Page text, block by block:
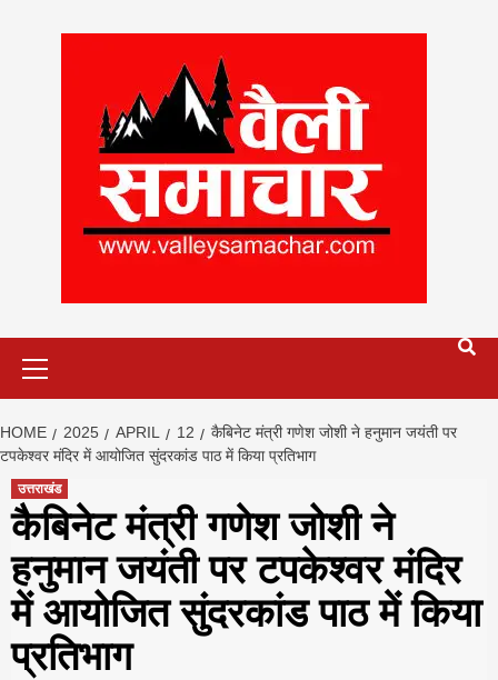
HOME 2025 APRIL 12
कैबिनेट मंत्री गणेश जोशी ने हनुमान जयंती पर
टपकेश्वर मंदिर में आयोजित सुंदरकांड पाठ में किया प्रतिभाग
उत्तराखंड
कैबिनेट मंत्री गणेश जोशी ने
हनुमान जयंती पर टपकेश्वर मंदिर
में आयोजित सुंदरकांड पाठ में किया
प्रतिभाग